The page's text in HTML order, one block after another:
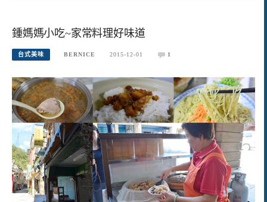
鍾媽媽小吃~家常料理好味道
台式美味 BERNICE 2015-12-01 1